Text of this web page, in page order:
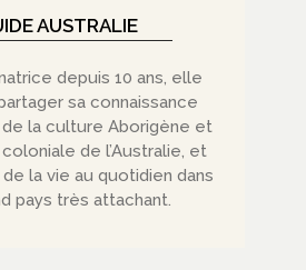
AUSTRALIE
depuis 10 ans, elle
sa connaissance
la culture Aborigène et
de l’Australie, et
la vie au quotidien dans
pays très attachant.